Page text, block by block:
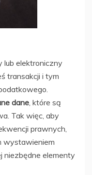
lub elektroniczny
transakcji i tym
dane , które są
Tak więc, aby
prawnych,
wystawieniem
niezbędne elementy